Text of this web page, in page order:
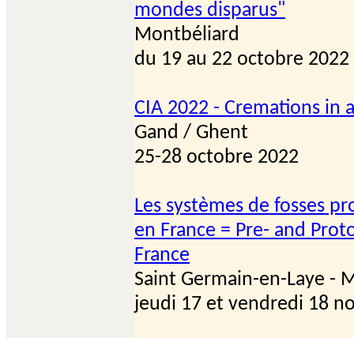
mondes disparus"
Montbéliard
du 19 au 22 octobre 2022
CIA 2022 - Cremations in
Gand / Ghent
25-28 octobre 2022
Les systèmes de fosses
en France = Pre- and
France
Saint Germain-en-Laye -
jeudi 17 et vendredi 18